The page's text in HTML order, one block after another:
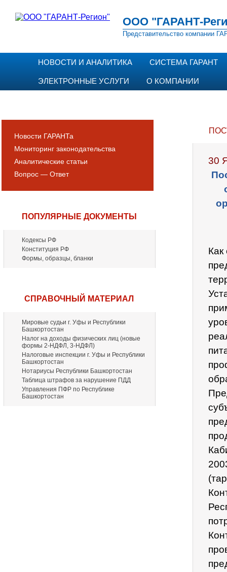
ООО "ГАРАНТ-
Представительство компании
НОВОСТИ И АНАЛИТИКА СИСТЕМА ГАРАНТ
ЭЛЕКТРОННЫЕ УСЛУГИ О КОМПАНИИ
Новости ГАРАНТа
Мониторинг законодательства
Аналитические статьи
Вопрос — Ответ
ПОПУЛЯРНЫЕ ДОКУМЕНТЫ
Кодексы РФ
Конституция РФ
Формы, образцы, бланки
СПРАВОЧНЫЙ МАТЕРИАЛ
Мировые судьи г. Уфы и Республики
Башкортостан
Налог на доходы физических лиц (новые
формы 2-НДФЛ, 3-НДФЛ)
Налоговые инспекции г. Уфы и Республики
Башкортостан
Нотариусы Республики Башкортостан
Таблица штрафов за нарушение ПДД
Управления ПФР по Республике
Башкортостан
30
Как